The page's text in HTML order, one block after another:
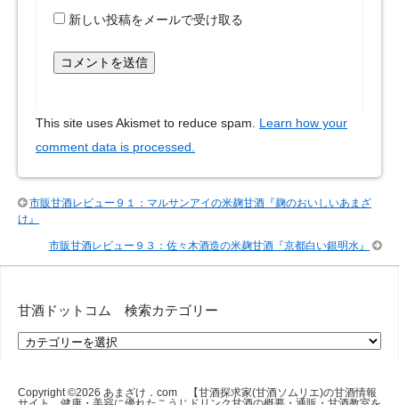
新しい投稿をメールで受け取る
This site uses Akismet to reduce spam. Learn how your
comment data is processed.
市販甘酒レビュー９１：マルサンアイの米麹甘酒『麹のおいしいあまざ
け』
市販甘酒レビュー９３：佐々木酒造の米麹甘酒『京都白い銀明水』
甘酒ドットコム 検索カテゴリー
甘
ッ
Copyright ©2026 あまざけ．com 【甘酒探求家(甘酒ソムリエ)の甘酒情報